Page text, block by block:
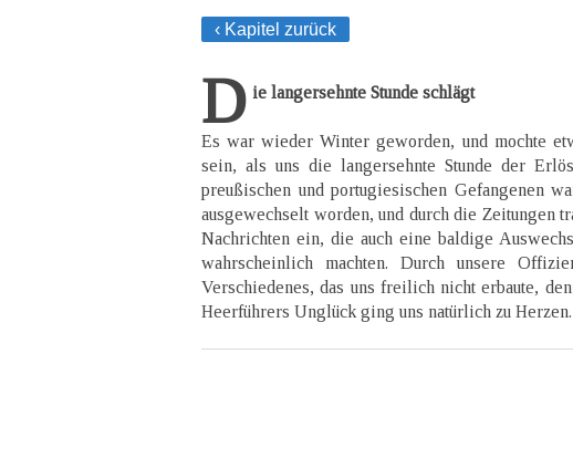
‹ Kapitel zurück
D ie langersehnte Stunde schlägt
Es war wieder Winter geworden, und mochte
sein, als uns die langersehnte Stunde der
preußischen und portugiesischen Gefangenen
ausgewechselt worden, und durch die Zeitungen
Nachrichten ein, die auch eine baldige
wahrscheinlich machten. Durch unsere
Verschiedenes, das uns freilich nicht erbaute,
Heerführers Unglück ging uns natürlich zu Herzen.